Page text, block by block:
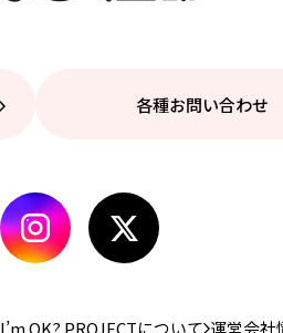
各種お問い合わせ
I’m OK? PROJECTについて 運営会社